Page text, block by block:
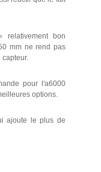
relativement bon
mm ne rend pas
capteur.
pour l'a6000
options.
ajoute le plus de